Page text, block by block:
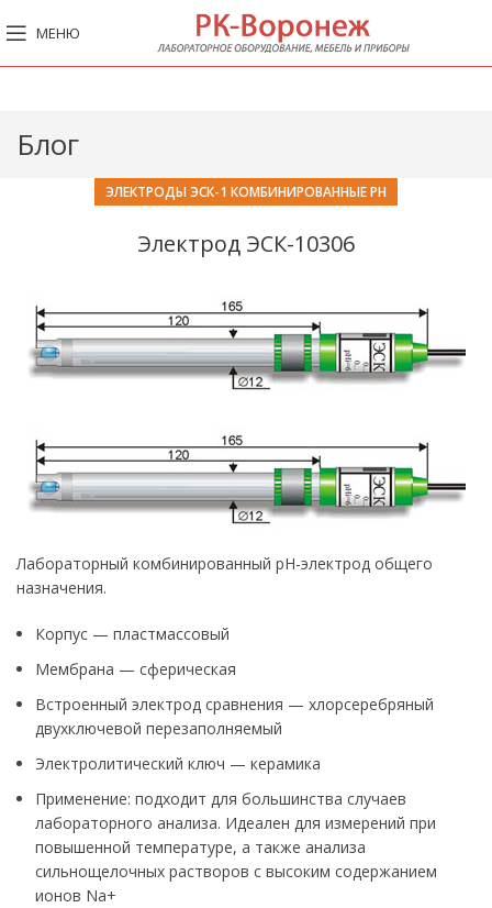
МЕНЮ
Блог
ЭЛЕКТРОДЫ ЭСК-1 КОМБИНИРОВАННЫЕ PH
Электрод ЭСК-10306
Лабораторный комбинированный pH-электрод общего
назначения.
Корпус — пластмассовый
Мембрана — сферическая
Встроенный электрод сравнения — хлорсеребряный
двухключевой перезаполняемый
Электролитический ключ — керамика
Применение: подходит для большинства случаев
лабораторного анализа. Идеален для измерений при
повышенной температуре, а также анализа
сильнощелочных растворов с высоким содержанием
ионов Na+